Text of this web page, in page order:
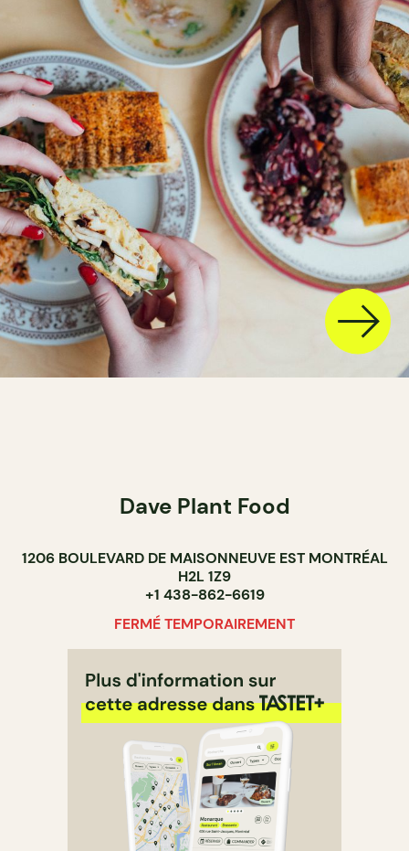
Dave Plant Food
1206 BOULEVARD DE MAISONNEUVE EST MONTRÉAL
H2L 1Z9
+1 438-862-6619
FERMÉ TEMPORAIREMENT